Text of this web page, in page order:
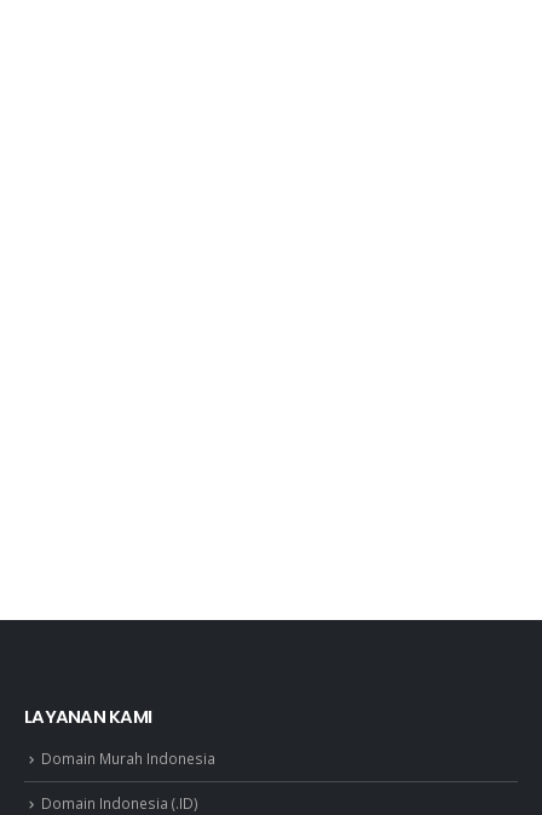
LAYANAN KAMI
Domain Murah Indonesia
Domain Indonesia (.ID)